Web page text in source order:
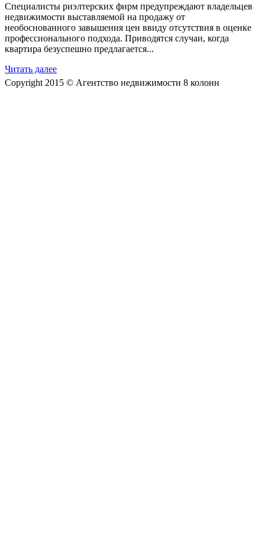
Специалисты риэлтерских фирм предупреждают владельцев
недвижимости выставляемой на продажу от
необоснованного завышения цен ввиду отсутствия в оценке
профессионального подхода. Приводятся случаи, когда
квартира безуспешно предлагается...
Читать далее
Copyright 2015 © Агентство недвижимости 8 колонн